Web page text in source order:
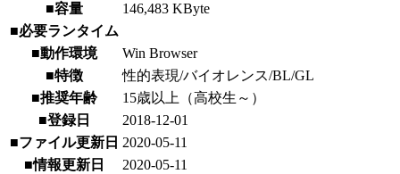
■容量
146,483 KByte
■必要ランタイム
■動作環境
Win Browser
■特徴
性的表現/バイオレンス/BL/GL
■推奨年齢
15歳以上（高校生～）
■登録日
2018-12-01
■ファイル更新日 2020-05-11
■情報更新日
2020-05-11